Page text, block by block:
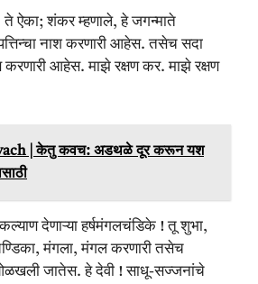
ऐका; शंकर म्हणाले, हे जगन्माते
नाश करणारी आहेस. तसेच सदा
करणारी आहेस. माझे रक्षण कर. माझे रक्षण
| केतु कवच: अडथळे दूर करून यश
देणाऱ्या हर्षमंगलचंडिके ! तू शुभा,
मंगला, मंगल करणारी तसेच
जातेस. हे देवी ! साधू-सज्जनांचे